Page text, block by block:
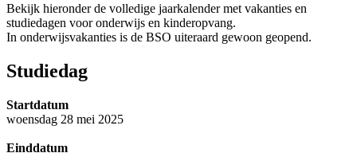
Bekijk hieronder de volledige jaarkalender met vakanties en
studiedagen voor onderwijs en kinderopvang.
In onderwijsvakanties is de BSO uiteraard gewoon geopend.
Studiedag
Startdatum
woensdag 28 mei 2025
Einddatum